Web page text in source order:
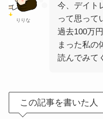
りりな
今、デイト
って思って
過去100万
まった私の
読んでみて
この記事を書いた人